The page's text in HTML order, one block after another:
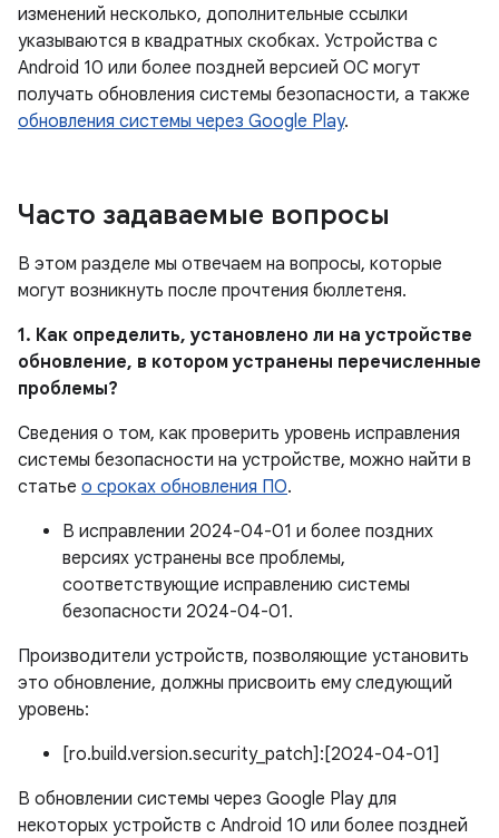
изменений несколько, дополнительные ссылки
указываются в квадратных скобках. Устройства с
Android 10 или более поздней версией ОС могут
получать обновления системы безопасности, а также
обновления системы через Google Play.
Часто задаваемые вопросы
В этом разделе мы отвечаем на вопросы, которые
могут возникнуть после прочтения бюллетеня.
1. Как определить, установлено ли на устройстве
обновление, в котором устранены перечисленные
проблемы?
Сведения о том, как проверить уровень исправления
системы безопасности на устройстве, можно найти в
статье о сроках обновления ПО.
В исправлении 2024-04-01 и более поздних
версиях устранены все проблемы,
соответствующие исправлению системы
безопасности 2024-04-01.
Производители устройств, позволяющие установить
это обновление, должны присвоить ему следующий
уровень:
[ro.build.version.security_patch]:[2024-04-01]
В обновлении системы через Google Play для
некоторых устройств с Android 10 или более поздней